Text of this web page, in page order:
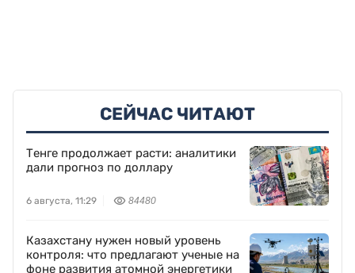
СЕЙЧАС ЧИТАЮТ
Тенге продолжает расти: аналитики
дали прогноз по доллару
6 августа, 11:29 84480
Казахстану нужен новый уровень
контроля: что предлагают ученые на
фоне развития атомной энергетики